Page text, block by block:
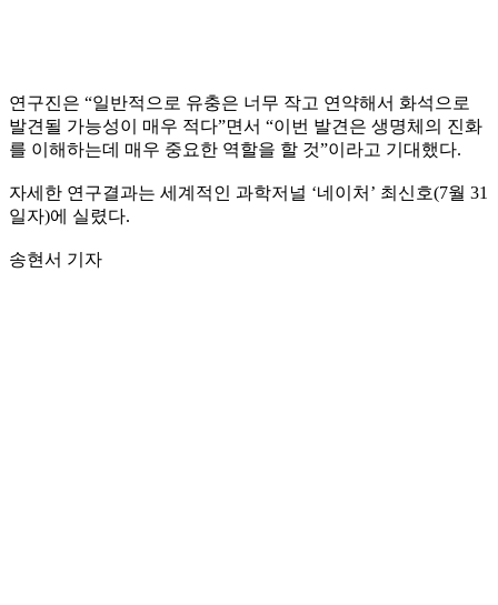
연구진은 “일반적으로 유충은 너무 작고 연약해서 화석으로
발견될 가능성이 매우 적다”면서 “이번 발견은 생명체의 진화
를 이해하는데 매우 중요한 역할을 할 것”이라고 기대했다.
자세한 연구결과는 세계적인 과학저널 ‘네이처’ 최신호(7월 31
일자)에 실렸다.
송현서 기자